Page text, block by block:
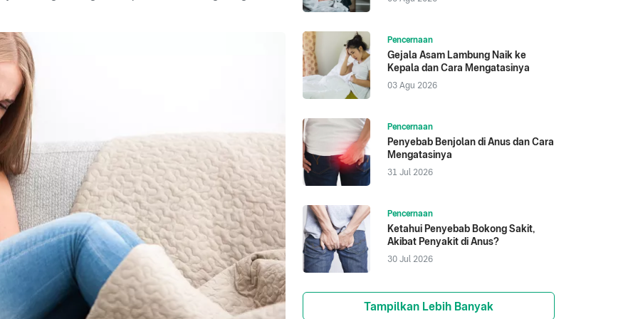
Pencernaan
Gejala Asam Lambung Naik ke
Kepala dan Cara Mengatasinya
03 Agu 2026
Pencernaan
Penyebab Benjolan di Anus dan Cara
Mengatasinya
31 Jul 2026
Pencernaan
Ketahui Penyebab Bokong Sakit,
Akibat Penyakit di Anus?
30 Jul 2026
Tampilkan Lebih Banyak